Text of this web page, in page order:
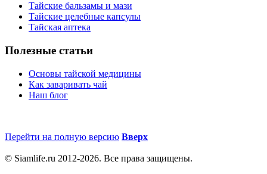
Тайские бальзамы и мази
Тайские целебные капсулы
Тайская аптека
Полезные статьи
Основы тайской медицины
Как заваривать чай
Наш блог
Перейти на полную версию Вверх
© Siamlife.ru 2012-2026. Все права защищены.